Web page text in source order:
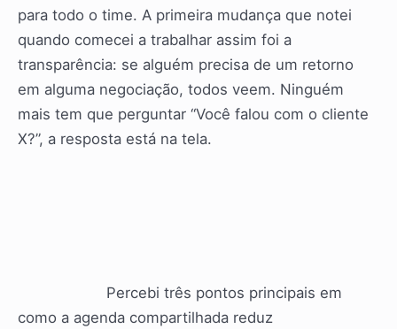
para todo o time. A primeira mudança que notei
quando comecei a trabalhar assim foi a
transparência: se alguém precisa de um retorno
em alguma negociação, todos veem. Ninguém
mais tem que perguntar “Você falou com o cliente
X?”, a resposta está na tela.
Percebi três pontos principais em
como a agenda compartilhada reduz